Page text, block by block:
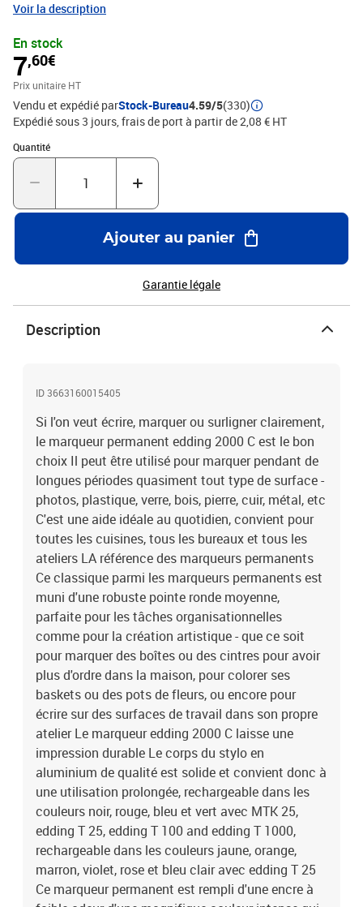
marquer pendant de longues périodes quasiment tout type de
une aide idéale au quotidien, convient pour toutes les cuisines,
tous les bureaux et tous les ateliers LA référence des marqueurs
permanents Ce classique parmi les marqueurs permanents est
muni d'une robuste pointe ronde moyenne, parfaite pour les tâches
organisationnelles comme pour la création artistique - que ce soit
pour marquer des boîtes ou des cintres pour avoir plus d'ordre
dans la maison, pour colorer ses baskets ou des pots de fleurs, ou
encore pour écrire sur des surfaces de travail dans son propre
atelier Le marqueur edding 2000 C laisse une impression durable
donc à une utilisation prolongée, rechargeable dans les couleurs
noir, rouge, bleu et vert avec MTK 25, edding T 25, edding T 100
and edding T 1000, rechargeable dans les couleurs jaune, orange,
marron, violet, rose et bleu clair avec edding T 25 Ce marqueur
permanent est rempli d'une encre à faible odeur d'une magnifique
de grande qualité , la qualité Made in Germany éprouvée depuis
Voir la description
En stock
7,60€
Prix unitaire HT
Vendu et expédié parStock-Bureau4.59/5(330)
Expédié sous 3 jours, frais de port à partir de 2,08 € HT
Quantité
Quantité : 1
Ajouter au panier
Garantie légale
Description
ID 3663160015405
Si l'on veut écrire, marquer ou surligner clairement,
le marqueur permanent edding 2000 C est le bon
choix Il peut être utilisé pour marquer pendant de
longues périodes quasiment tout type de surface -
photos, plastique, verre, bois, pierre, cuir, métal, etc
C'est une aide idéale au quotidien, convient pour
toutes les cuisines, tous les bureaux et tous les
ateliers LA référence des marqueurs permanents
Ce classique parmi les marqueurs permanents est
muni d'une robuste pointe ronde moyenne,
parfaite pour les tâches organisationnelles
comme pour la création artistique - que ce soit
pour marquer des boîtes ou des cintres pour avoir
plus d'ordre dans la maison, pour colorer ses
baskets ou des pots de fleurs, ou encore pour
écrire sur des surfaces de travail dans son propre
atelier Le marqueur edding 2000 C laisse une
impression durable Le corps du stylo en
aluminium de qualité est solide et convient donc à
une utilisation prolongée, rechargeable dans les
couleurs noir, rouge, bleu et vert avec MTK 25,
edding T 25, edding T 100 and edding T 1000,
rechargeable dans les couleurs jaune, orange,
marron, violet, rose et bleu clair avec edding T 25
Ce marqueur permanent est rempli d'une encre à